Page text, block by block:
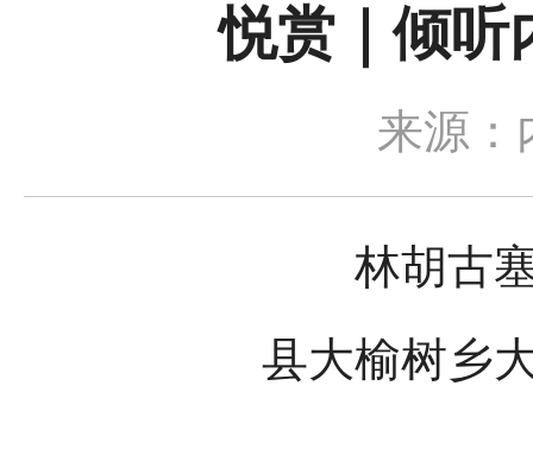
悦赏｜倾
来源：
林胡古塞
县大榆树乡